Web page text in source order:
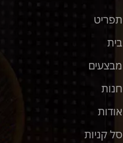
תפריט
בית
מבצעים
חנות
אודות
סל קניות